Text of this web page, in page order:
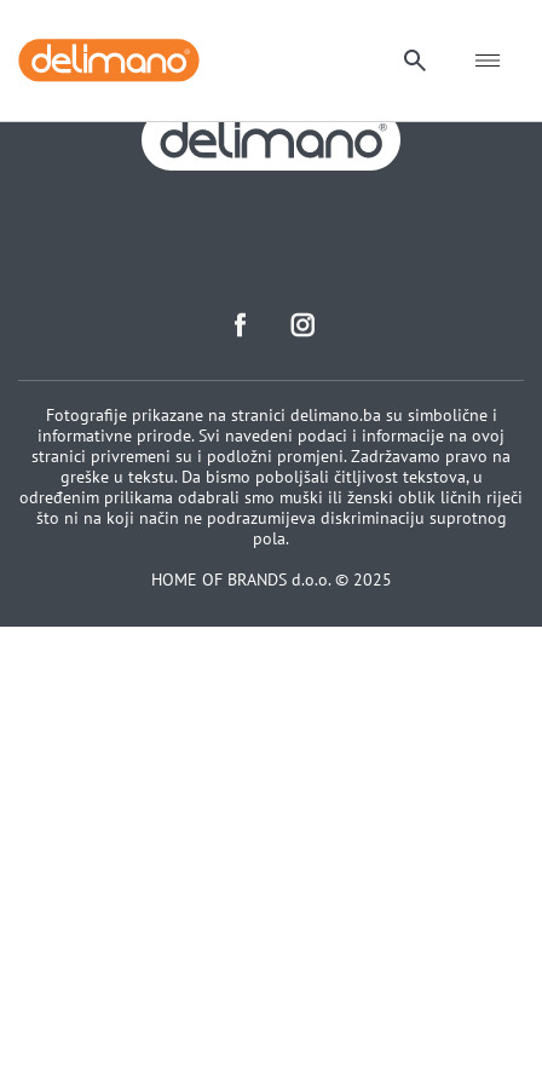
Fotografije prikazane na stranici delimano.ba su simbolične i
informativne prirode. Svi navedeni podaci i informacije na ovoj
stranici privremeni su i podložni promjeni. Zadržavamo pravo na
greške u tekstu. Da bismo poboljšali čitljivost tekstova, u
određenim prilikama odabrali smo muški ili ženski oblik ličnih riječi
što ni na koji način ne podrazumijeva diskriminaciju suprotnog
pola.
HOME OF BRANDS d.o.o. © 2025